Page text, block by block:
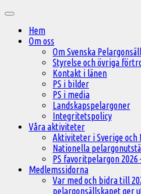
innehåll
Huvudmeny
Hem
Om oss
Om Svenska
Styrelse och övriga
Kontakt i länen
PS i bilder
PS i media
Landskapspelargoner
Integritetspolicy
Våra aktiviteter
Aktiviteter i Sverige och
Nationella
PS favoritpelargon
Medlemssidorna
Var med och bidra till
pelargonsällskapet ger